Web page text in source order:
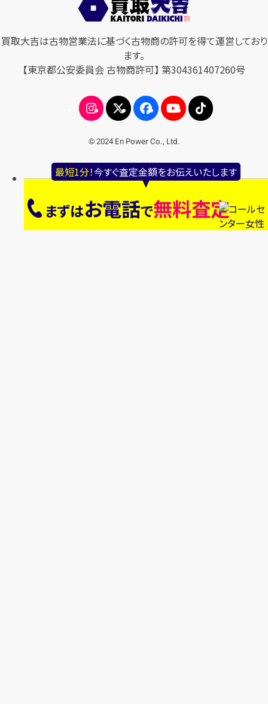
最短1分！今すぐ査定金額をお伝えいたします
まずはお電話で無料査定
買取大吉は古物営業法に基づく古物商の許可を得て運営しており
ます。
【東京都公安委員会 古物商許可】 第304361407260号
© 2024 En Power Co., Ltd.